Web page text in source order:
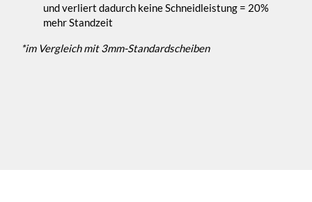
und verliert dadurch keine Schneidleistung = 20%
mehr Standzeit
*im Vergleich mit 3mm-Standardscheiben